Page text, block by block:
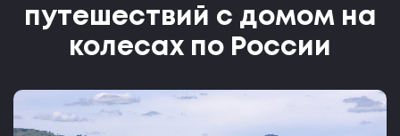
путешествий с домом на
колесах по России